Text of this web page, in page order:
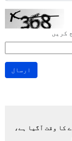
کریں
ارسال
کا وقت آگیا ہے،